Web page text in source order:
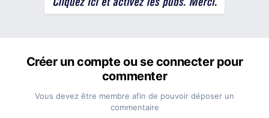
Créer un compte ou se connecter pour
commenter
Vous devez être membre afin de pouvoir déposer un
commentaire